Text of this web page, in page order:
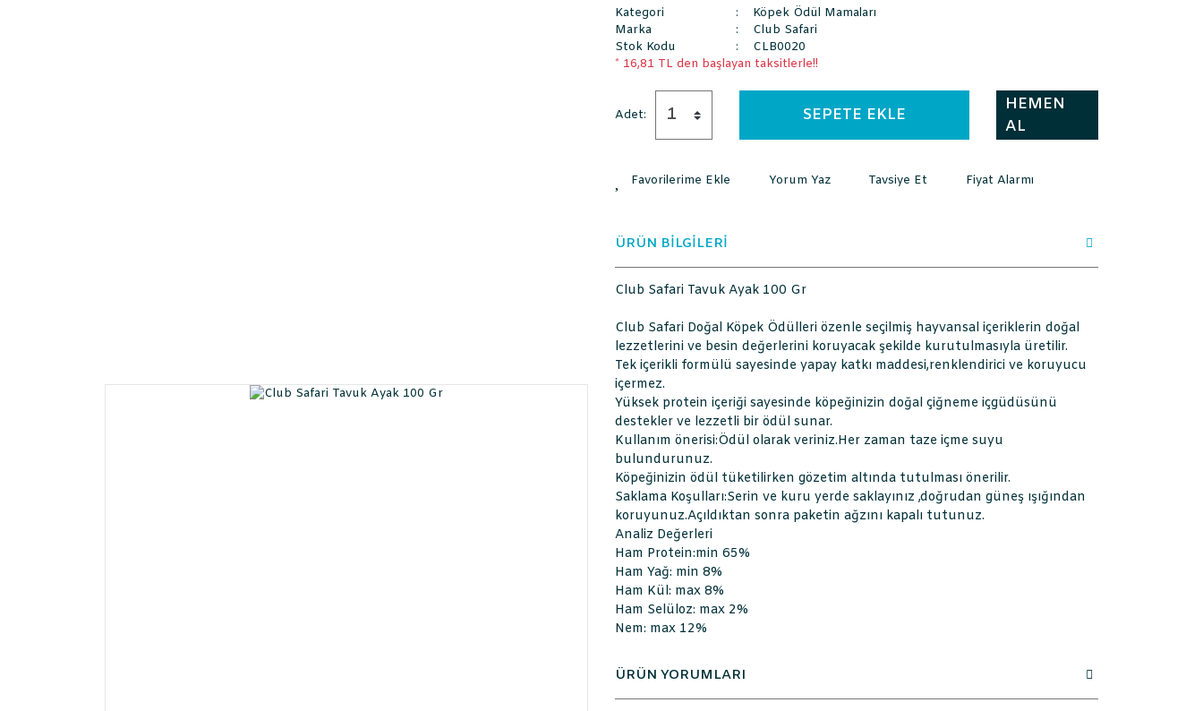
Kategori
Köpek Ödül Mamaları
Marka
Club Safari
Stok Kodu
CLB0020
* 16,81 TL den başlayan taksitlerle!!
Adet: SEPETE EKLE
HEMEN
AL
Yorum Yaz Tavsiye Et Fiyat Alarmı
ÜRÜN BİLGİLERİ
Club Safari Tavuk Ayak 100 Gr
Club Safari Doğal Köpek Ödülleri özenle seçilmiş hayvansal içeriklerin doğal
lezzetlerini ve besin değerlerini koruyacak şekilde kurutulmasıyla üretilir.
Tek içerikli formülü sayesinde yapay katkı maddesi,renklendirici ve koruyucu
içermez.
Yüksek protein içeriği sayesinde köpeğinizin doğal çiğneme içgüdüsünü
destekler ve lezzetli bir ödül sunar.
Kullanım önerisi:Ödül olarak veriniz.Her zaman taze içme suyu
bulundurunuz.
Köpeğinizin ödül tüketilirken gözetim altında tutulması önerilir.
Saklama Koşulları:Serin ve kuru yerde saklayınız ,doğrudan güneş ışığından
koruyunuz.Açıldıktan sonra paketin ağzını kapalı tutunuz.
Analiz Değerleri
Ham Protein:min 65%
Ham Yağ: min 8%
Ham Kül: max 8%
Ham Selüloz: max 2%
Nem: max 12%
ÜRÜN YORUMLARI